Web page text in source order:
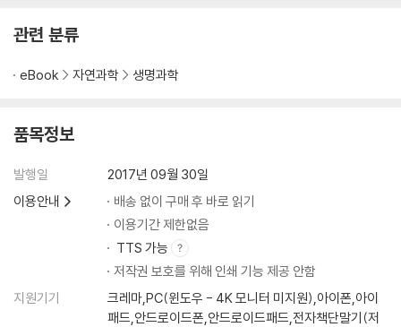
관련 분류
eBook 자연과학 생명과학
품목정보
발행일
2017년 09월 30일
이용안내
배송 없이 구매 후 바로 읽기
이용기간 제한없음
TTS 가능
저작권 보호를 위해 인쇄 기능 제공 안함
지원기기
크레마,PC(윈도우 - 4K 모니터 미지원),아이폰,아이
패드,안드로이드폰,안드로이드패드,전자책단말기(저